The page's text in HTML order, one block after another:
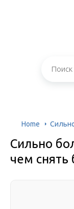
Home
Сильно
чем снять